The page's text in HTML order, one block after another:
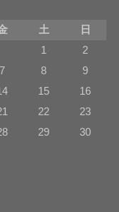
土
日
1
2
7 8
9
15
16
22
23
29
30